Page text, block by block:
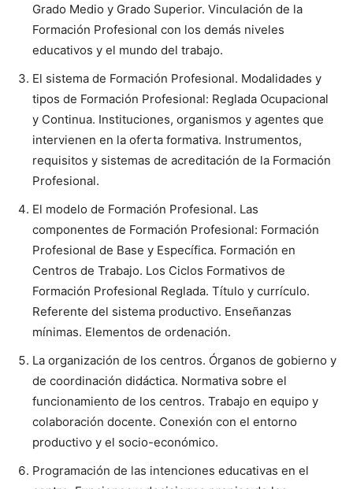
Grado Medio y Grado Superior. Vinculación de la
Formación Profesional con los demás niveles
educativos y el mundo del trabajo.
El sistema de Formación Profesional. Modalidades y
tipos de Formación Profesional: Reglada Ocupacional
y Continua. Instituciones, organismos y agentes que
intervienen en la oferta formativa. Instrumentos,
requisitos y sistemas de acreditación de la Formación
Profesional.
El modelo de Formación Profesional. Las
componentes de Formación Profesional: Formación
Profesional de Base y Específica. Formación en
Centros de Trabajo. Los Ciclos Formativos de
Formación Profesional Reglada. Título y currículo.
Referente del sistema productivo. Enseñanzas
mínimas. Elementos de ordenación.
La organización de los centros. Órganos de gobierno y
de coordinación didáctica. Normativa sobre el
funcionamiento de los centros. Trabajo en equipo y
colaboración docente. Conexión con el entorno
productivo y el socio-económico.
Programación de las intenciones educativas en el